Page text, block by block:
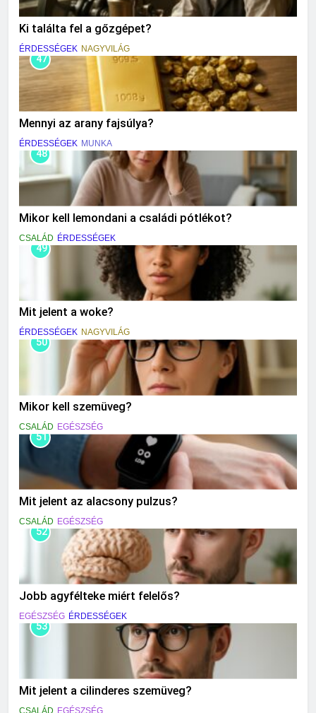
Ki találta fel a gőzgépet?
ÉRDESSÉGEK NAGYVILÁG
47
Mennyi az arany fajsúlya?
ÉRDESSÉGEK MUNKA
48
Mikor kell lemondani a családi pótlékot?
CSALÁD ÉRDESSÉGEK
49
Mit jelent a woke?
ÉRDESSÉGEK NAGYVILÁG
50
Mikor kell szemüveg?
CSALÁD EGÉSZSÉG
51
Mit jelent az alacsony pulzus?
CSALÁD EGÉSZSÉG
52
Jobb agyfélteke miért felelős?
EGÉSZSÉG ÉRDESSÉGEK
53
Mit jelent a cilinderes szemüveg?
CSALÁD EGÉSZSÉG